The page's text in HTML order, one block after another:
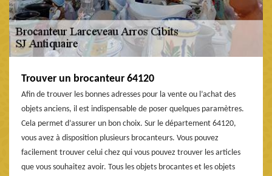
Trouver un brocanteur 64120
Afin de trouver les bonnes adresses pour la vente ou l’achat des
objets anciens, il est indispensable de poser quelques paramètres.
Cela permet d’assurer un bon choix. Sur le département 64120,
vous avez à disposition plusieurs brocanteurs. Vous pouvez
facilement trouver celui chez qui vous pouvez trouver les articles
que vous souhaitez avoir. Tous les objets brocantes et les objets